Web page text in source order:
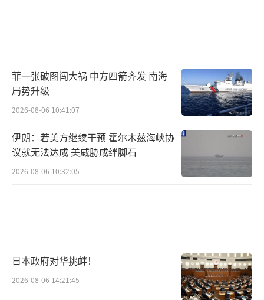
高市拒不撤回错误言论并谢罪，难道以为
我们东海集结上百艘舰船，真的是为了正常训
虽说中方已经表示过了，东海舰队集结只
是正常训练，不需要大惊小怪？但这也要看是
不过日本自卫队和“台军”因为中国舰队
的正常训练如此紧张，还真的有必要！因为国
防部刚刚宣布了中俄将在12月上旬进行第三次
菲一张破图闯大祸 中方四箭齐发 南海
局势升级
2026-08-06 10:41:07
伊朗：若美方继续干预 霍尔木兹海峡协
议就无法达成 美威胁成绊脚石
2026-08-06 10:32:05
日本政府对华挑衅！
2026-08-06 14:21:45